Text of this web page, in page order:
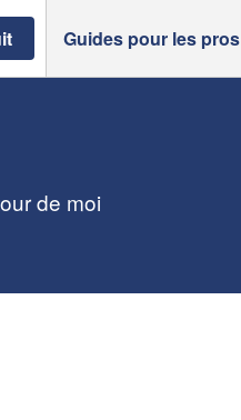
Guides pour les pros
de moi